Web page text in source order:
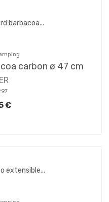
carbon ø 47 cm
€